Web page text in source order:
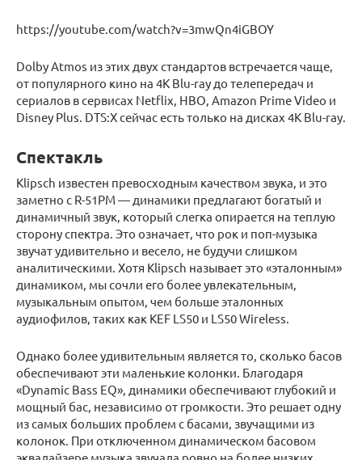
https://youtube.com/watch?v=3mwQn4iGBOY
Dolby Atmos из этих двух стандартов встречается чаще,
от популярного кино на 4K Blu-ray до телепередач и
сериалов в сервисах Netflix, HBO, Amazon Prime Video и
Disney Plus. DTS:X сейчас есть только на дисках 4K Blu-ray.
Спектакль
Klipsch известен превосходным качеством звука, и это
заметно с R-51PM — динамики предлагают богатый и
динамичный звук, который слегка опирается на теплую
сторону спектра. Это означает, что рок и поп-музыка
звучат удивительно и весело, не будучи слишком
аналитическими. Хотя Klipsch называет это «эталонным»
динамиком, мы сочли его более увлекательным,
музыкальным опытом, чем больше эталонных
аудиофилов, таких как KEF LS50 и LS50 Wireless.
Однако более удивительным является то, сколько басов
обеспечивают эти маленькие колонки. Благодаря
«Dynamic Bass EQ», динамики обеспечивают глубокий и
мощный бас, независимо от громкости. Это решает одну
из самых больших проблем с басами, звучащими из
колонок. При отключенном динамическом басовом
эквалайзере музыка звучала ровно на более низких